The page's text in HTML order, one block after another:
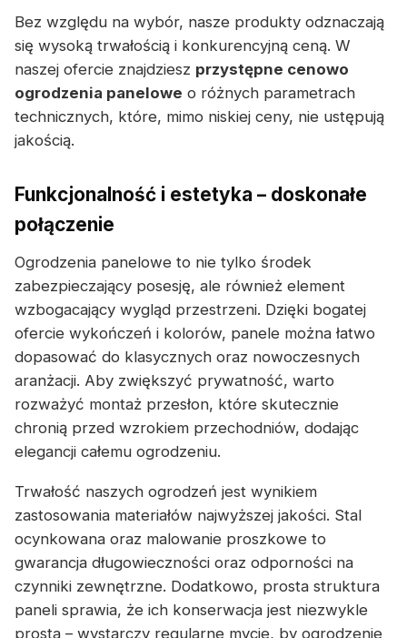
Bez względu na wybór, nasze produkty odznaczają
się wysoką trwałością i konkurencyjną ceną. W
naszej ofercie znajdziesz przystępne cenowo
ogrodzenia panelowe o różnych parametrach
technicznych, które, mimo niskiej ceny, nie ustępują
jakością.
Funkcjonalność i estetyka – doskonałe
połączenie
Ogrodzenia panelowe to nie tylko środek
zabezpieczający posesję, ale również element
wzbogacający wygląd przestrzeni. Dzięki bogatej
ofercie wykończeń i kolorów, panele można łatwo
dopasować do klasycznych oraz nowoczesnych
aranżacji. Aby zwiększyć prywatność, warto
rozważyć montaż przesłon, które skutecznie
chronią przed wzrokiem przechodniów, dodając
elegancji całemu ogrodzeniu.
Trwałość naszych ogrodzeń jest wynikiem
zastosowania materiałów najwyższej jakości. Stal
ocynkowana oraz malowanie proszkowe to
gwarancja długowieczności oraz odporności na
czynniki zewnętrzne. Dodatkowo, prosta struktura
paneli sprawia, że ich konserwacja jest niezwykle
prosta – wystarczy regularne mycie, by ogrodzenie